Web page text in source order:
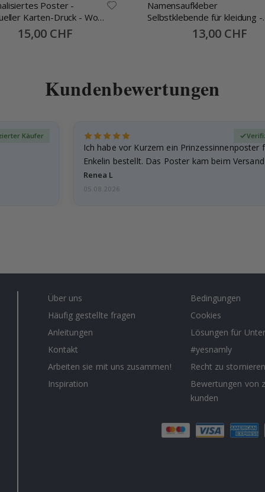
Poster -
Karten-Druck - Wo
Special
Price
15,00 CHF
Namensaufkleber
Selbstklebende für kleidung -
30x13mm -70 Stck
Special
Price
13,00 CHF
Kundenbewertungen
Käufer
Ich habe vor Kurzem ein Prinzessinnenposter
Enkelin bestellt. Das Poster kam beim
beschädigt…
Renea L
05.08.2026
Über uns
Häufig gestellte fragen
Anleitungen
Kontakt
Arbeiten sie mit uns zusammen!
Inspiration
Bedingungen
Cookies
Lösungen für
#yesnamly
Recht zu stornieren
Bewertungen von
kunden